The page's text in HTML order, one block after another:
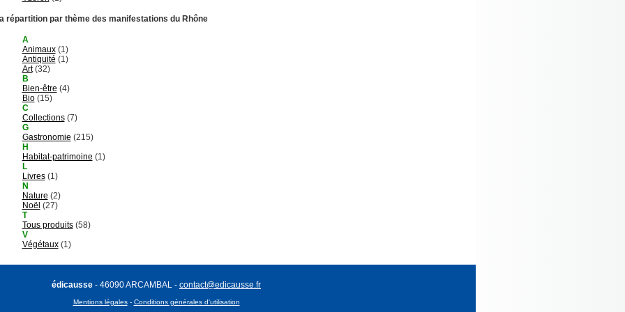
répartition par thème des manifestations du Rhône
A
Animaux(1)
Antiquité (1)
Art(32)
B
Bien-être (4)
Bio(15)
C
Collections(7)
G
Gastronomie (215)
H
Habitat-patrimoine (1)
L
Livres(1)
N
Nature (2)
Noël (27)
T
Tous produits(58)
V
Végétaux(1)
édicausse - 46090 ARCAMBAL - contact@edicausse.fr
Mentions légales- Conditions générales d'utilisation